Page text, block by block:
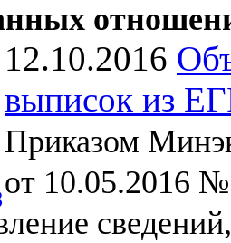
12.10.2016
выписок из
Приказом
от 10.05.2016 №